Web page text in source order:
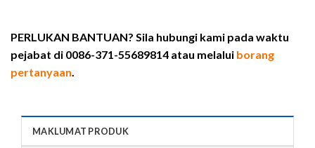
PERLUKAN BANTUAN? Sila hubungi kami pada waktu
pejabat di 0086-371-55689814 atau melalui borang
pertanyaan
MAKLUMAT PRODUK